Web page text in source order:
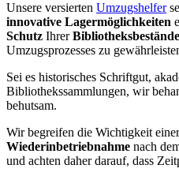
Unsere versierten Umzugshelfer
innovative Lagermöglichkeiten
Schutz IhrerBibliotheksbestände
Umzugsprozesses zu
Sei es historisches Schriftgut,
Bibliothekssammlungen, wir
behutsam.
Wir begreifen die Wichtigkeit
Wiederinbetriebnahme nach
und achten daher darauf, dass